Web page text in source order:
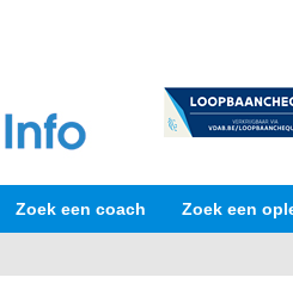
Zoek een coach Zoek een